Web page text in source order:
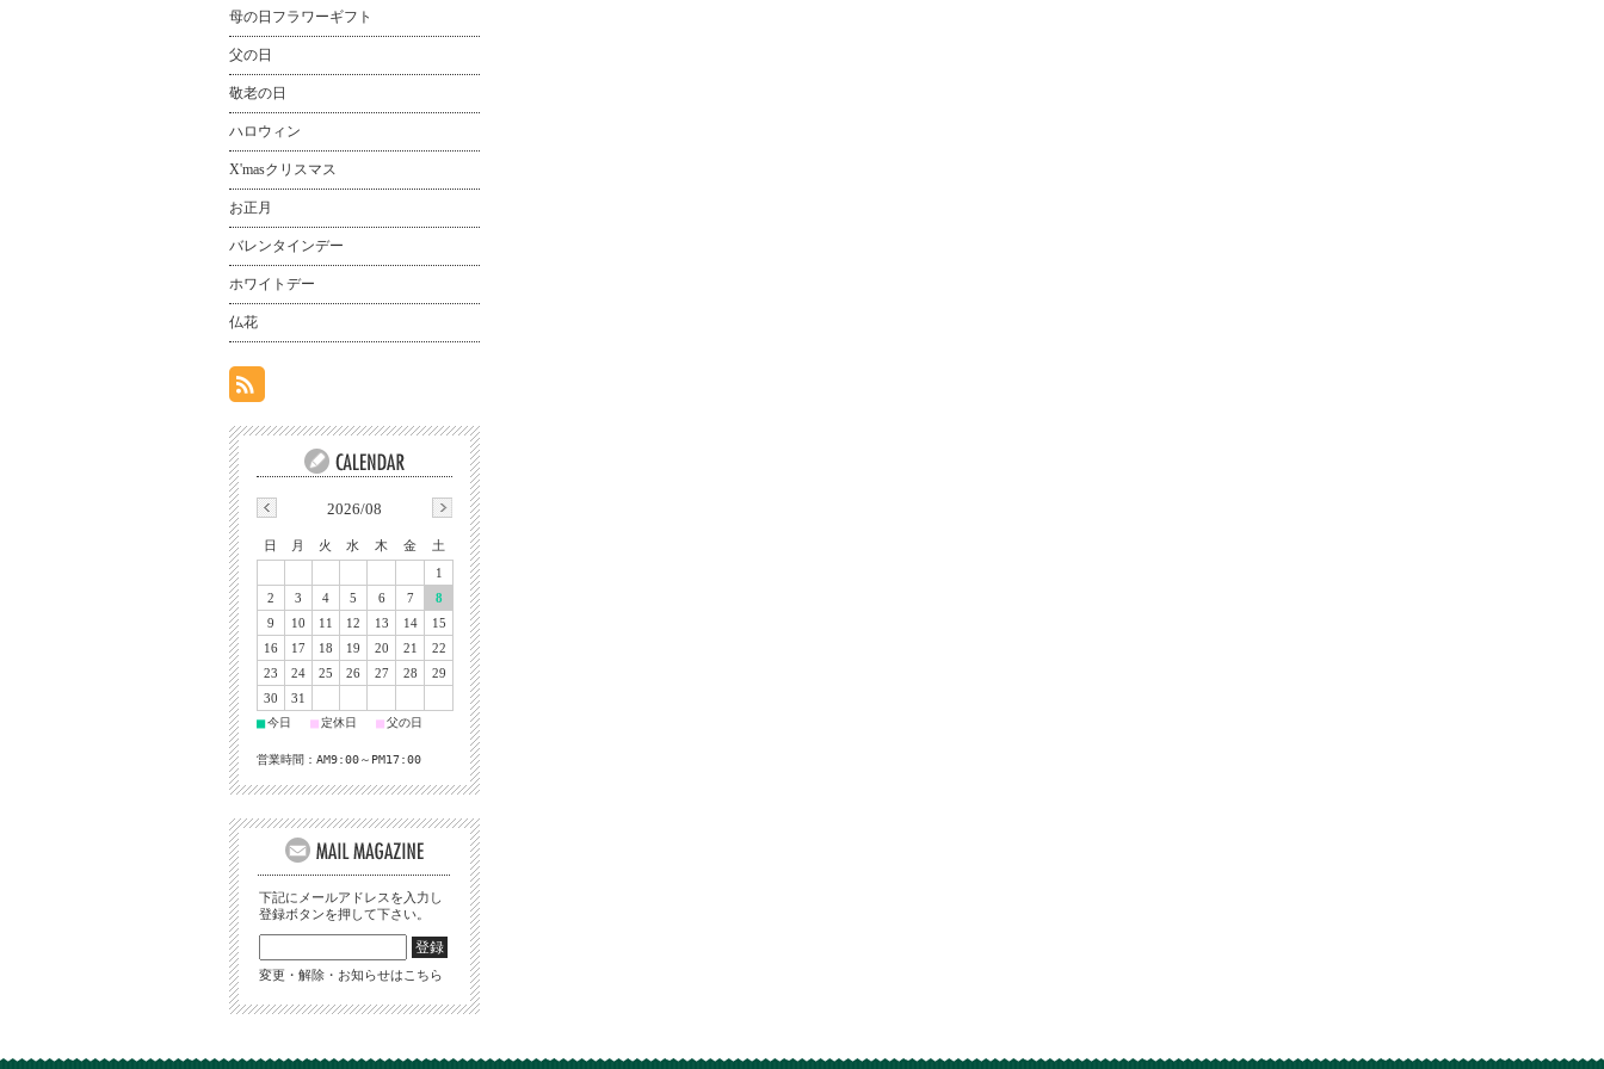
母の日フラワーギフト
父の日
敬老の日
ハロウィン
X'masクリスマス
お正月
バレンタインデー
ホワイトデー
仏花
2026/08
日 月 火 水 木 金
土
1
2
3 4 5 6 7
8
9
10 11 12 13 14
15
16
17 18 19 20 21
22
23
24 25 26 27 28
29
30
31
■今日 ■定休日 ■父の日
営業時間：AM9:00～PM17:00
下記にメールアドレスを入力し
登録ボタンを押して下さい。
変更・解除・お知らせはこちら